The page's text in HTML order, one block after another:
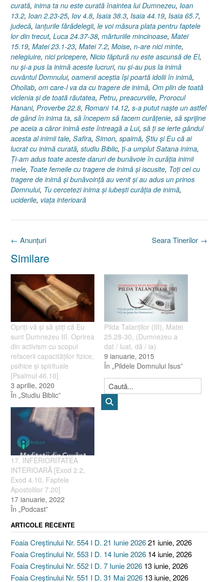
curată, inima ta nu este curată înaintea lui Dumnezeu, Ioan
13.2, Ioan 2.23-25, Iov 4.8, Isaia 38.3, Isaia 44.19, Isaia 65.7,
judecă, lanţurile fărădelegii, le voi măsura plata pentru faptele
lor din trecut, Luca 24.37-38, mărturiile mincinoase, Matei
15.19, Matei 23.1-23, Matei 7.2, Moise, n-are nici minte,
nelegiuire, nici pricepere, Nicio făptură nu este ascunsă de El,
nu şi-a pus la inimă aceste lucruri, nu şi-au pus la inimă
cuvântul Domnului, oamenii aceştia îşi poartă idolii în inimă,
Oholiab, om care-l va da cu tragere de inimă, Om plin de toată
viclenia şi de toată răutatea, Petru, preacurviile, Prorocul
Hanani, Proverbe 22.8, Romani 14.12, s-a putut naşte un astfel
de gând în inima ta, să începem să facem curăţenie, să sprijine
pe aceia a căror inimă este întreagă a Lui, să ţi se ierte gândul
acesta al inimii tale, Safira, Simon, spaimă, Ştiu şi Eu că ai
lucrat cu inimă curată, studiu Biblic, ţi-a umplut Satana inima,
Ţi-am adus toate aceste daruri de bunăvoie în curăţia inimii
mele, Toate femeile cu tragere de inimă şi iscusite, Toţi cei cu
tragere de inimă şi bunăvoinţă au venit şi au adus un prinos
Domnului, Tu cercetezi inima şi iubeşti curăţia de inimă,
uciderile, viaţa interioară
Post
Seara Tinerilor →
← Anunţuri
Similare
Opriţi-vă şi să ştiţi că Eu
sunt Dumnezeu III. Oprirea
din activism cu scopul
refacerii capacităţilor fizice,
psihice şi spirituale
[Psalmul 46.10]
3 aprilie, 2020
În „Studiu Biblic”
Pilda Talanţilor (III), Matei
25.28-30, (Dumnezeu a
dat / luat, dă / ia)
9 ianuarie, 2015
În „Pildele Domnului Isus”
17. INFERIORITATEA
INTERIOARĂ [Exod 2.2,
Exod 4.10, Faptele
Apostolilor 7.20]
17 ianuarie, 2022
În „Podcast”
ARTICOLE RECENTE
Foaia Creștinului Nr. 554 I D. 21 Iunie 202621 iunie, 2026
Foaia Creștinului Nr. 553 I D. 14 Iunie 2026 14 iunie, 2026
Foaia Creștinului Nr. 552 I D. 7 Iunie 2026 13 iunie, 2026
Foaia Creștinului Nr. 551 I D. 31 Mai 2026 13 iunie, 2026